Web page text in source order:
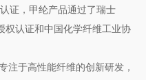
证，甲纶产品通过了瑞士
权认证和中国化学纤维工业协
注于高性能纤维的创新研发，